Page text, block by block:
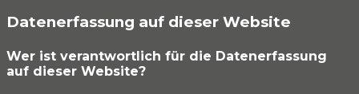
Datenerfassung auf dieser Website
Wer ist verantwortlich für die Datenerfassung
auf dieser Website?